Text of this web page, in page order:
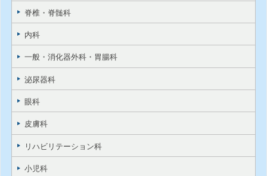
脊椎・脊髄科
内科
一般・消化器外科・胃腸科
泌尿器科
眼科
皮膚科
リハビリテーション科
小児科